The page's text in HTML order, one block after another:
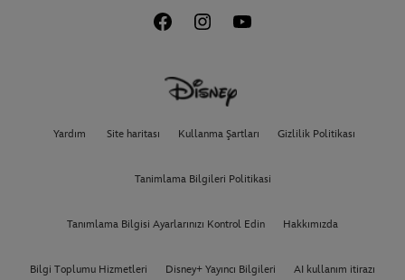
Yardım Site haritası Kullanma Şartları Gizlilik Politikası
Tanimlama Bilgileri Politikasi
Tanımlama Bilgisi Ayarlarınızı Kontrol Edin Hakkımızda
Bilgi Toplumu Hizmetleri Disney+ Yayıncı Bilgileri AI kullanım itirazı